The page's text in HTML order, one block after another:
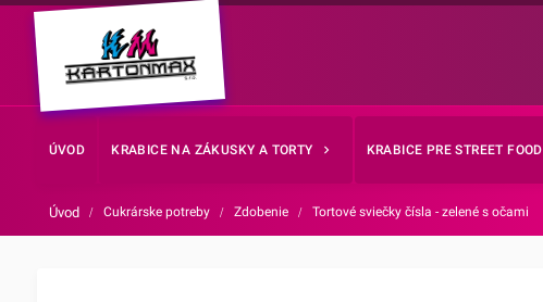
ÚVOD KRABICE NA ZÁKUSKY A TORTY KRABICE PRE STREET FOOD
Úvod / Cukrárske potreby / Zdobenie / Tortové sviečky čísla - zelené s očami